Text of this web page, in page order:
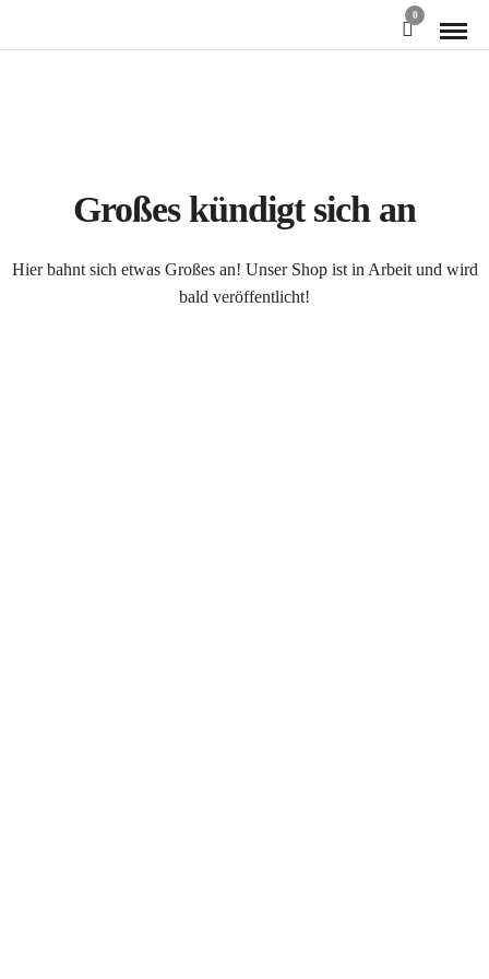
0
Großes kündigt sich an
Hier bahnt sich etwas Großes an! Unser Shop ist in Arbeit und wird
bald veröffentlicht!